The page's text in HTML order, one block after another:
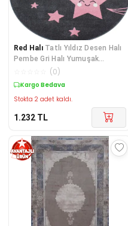
Red Halı Tatlı Yıldız Desen Halı
Pembe Gri Halı Yumuşak
Yuvarlak Jüt Halı
(0)
Kargo Bedava
Stokta 2 adet kaldı.
1.232 TL